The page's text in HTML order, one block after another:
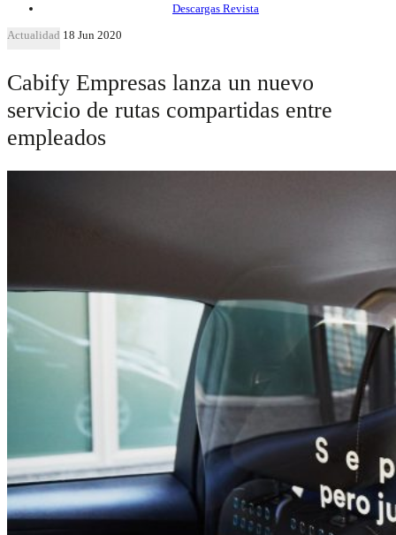
Descargas Revista
Actualidad 18 Jun 2020
Cabify Empresas lanza un nuevo
servicio de rutas compartidas entre
empleados